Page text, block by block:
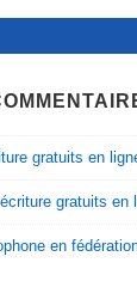
gratuits en
gratuits en
en